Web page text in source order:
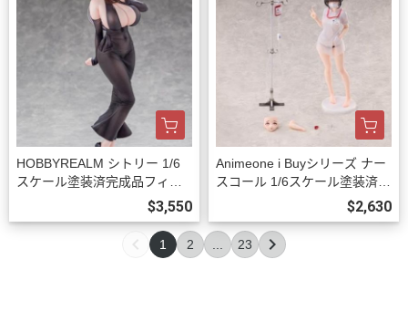
HOBBYREALM シトリー 1/6
スケール塗装済完成品フィギ
ュア 豪華版 預購27年03月100
9
$3,550
Animeone i Buyシリーズ ナー
スコール 1/6スケール塗装済完
成品フィギュア 初回限定版 預
購26年12月1002
$2,630
1 2 ... 23